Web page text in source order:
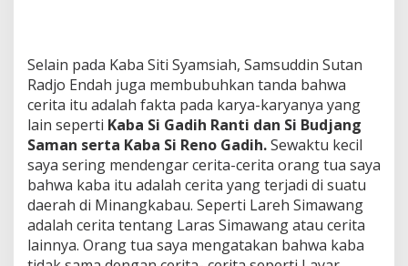
Selain pada Kaba Siti Syamsiah, Samsuddin Sutan
Radjo Endah juga membubuhkan tanda bahwa
cerita itu adalah fakta pada karya-karyanya yang
lain seperti Kaba Si Gadih Ranti dan Si Budjang
Saman serta Kaba Si Reno Gadih.Sewaktu kecil
saya sering mendengar cerita-cerita orang tua saya
bahwa kaba itu adalah cerita yang terjadi di suatu
daerah di Minangkabau. Seperti Lareh Simawang
adalah cerita tentang Laras Simawang atau cerita
lainnya. Orang tua saya mengatakan bahwa kaba